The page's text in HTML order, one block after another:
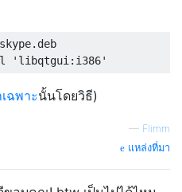
ฉพาะนั้นโดยวิธี)
— Flimm
แหล่งที่มา